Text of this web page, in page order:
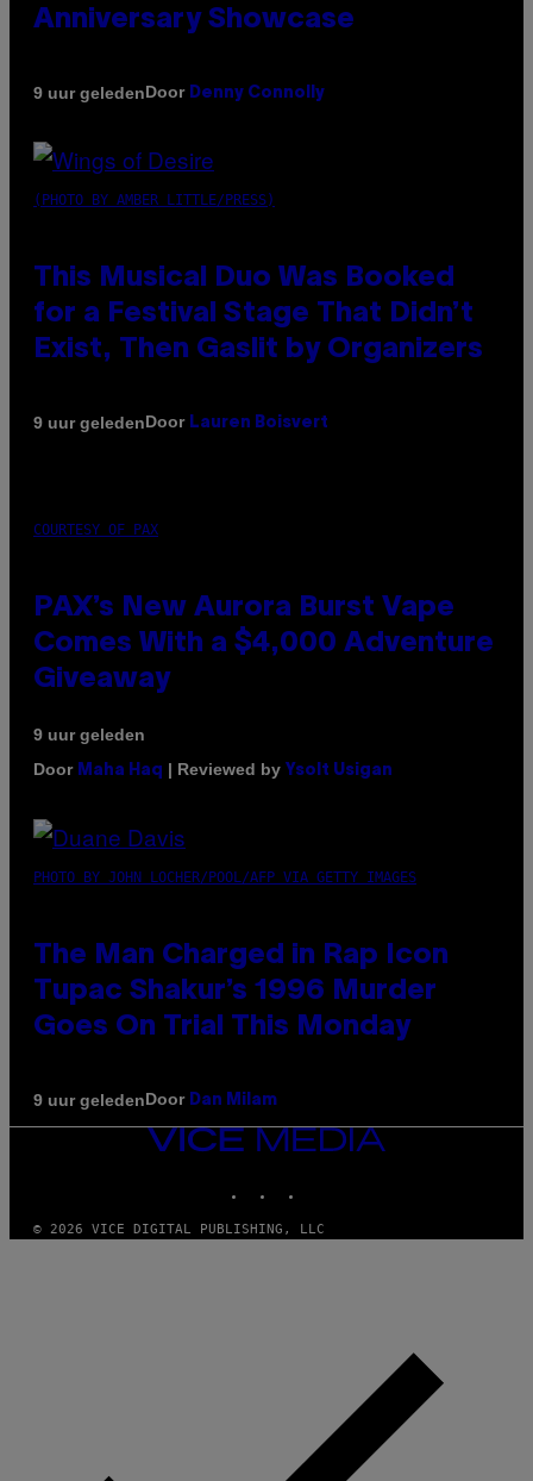
Anniversary Showcase
9 uur geledenDoor Denny Connolly
(PHOTO BY AMBER LITTLE/PRESS)
This Musical Duo Was Booked
for a Festival Stage That Didn’t
Exist, Then Gaslit by Organizers
9 uur geledenDoor Lauren Boisvert
COURTESY OF PAX
PAX’s New Aurora Burst Vape
Comes With a $4,000 Adventure
Giveaway
9 uur geleden
Door Maha Haq | Reviewed by Ysolt Usigan
PHOTO BY JOHN LOCHER/POOL/AFP VIA GETTY IMAGES
The Man Charged in Rap Icon
Tupac Shakur’s 1996 Murder
Goes On Trial This Monday
9 uur geledenDoor Dan Milam
VICE
© 2026 VICE DIGITAL PUBLISHING, LLC